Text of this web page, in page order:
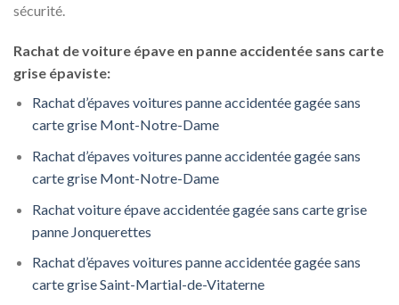
sécurité.
Rachat de voiture épave en panne accidentée sans carte
grise épaviste:
Rachat d’épaves voitures panne accidentée gagée sans
carte grise Mont-Notre-Dame
Rachat d’épaves voitures panne accidentée gagée sans
carte grise Mont-Notre-Dame
Rachat voiture épave accidentée gagée sans carte grise
panne Jonquerettes
Rachat d’épaves voitures panne accidentée gagée sans
carte grise Saint-Martial-de-Vitaterne